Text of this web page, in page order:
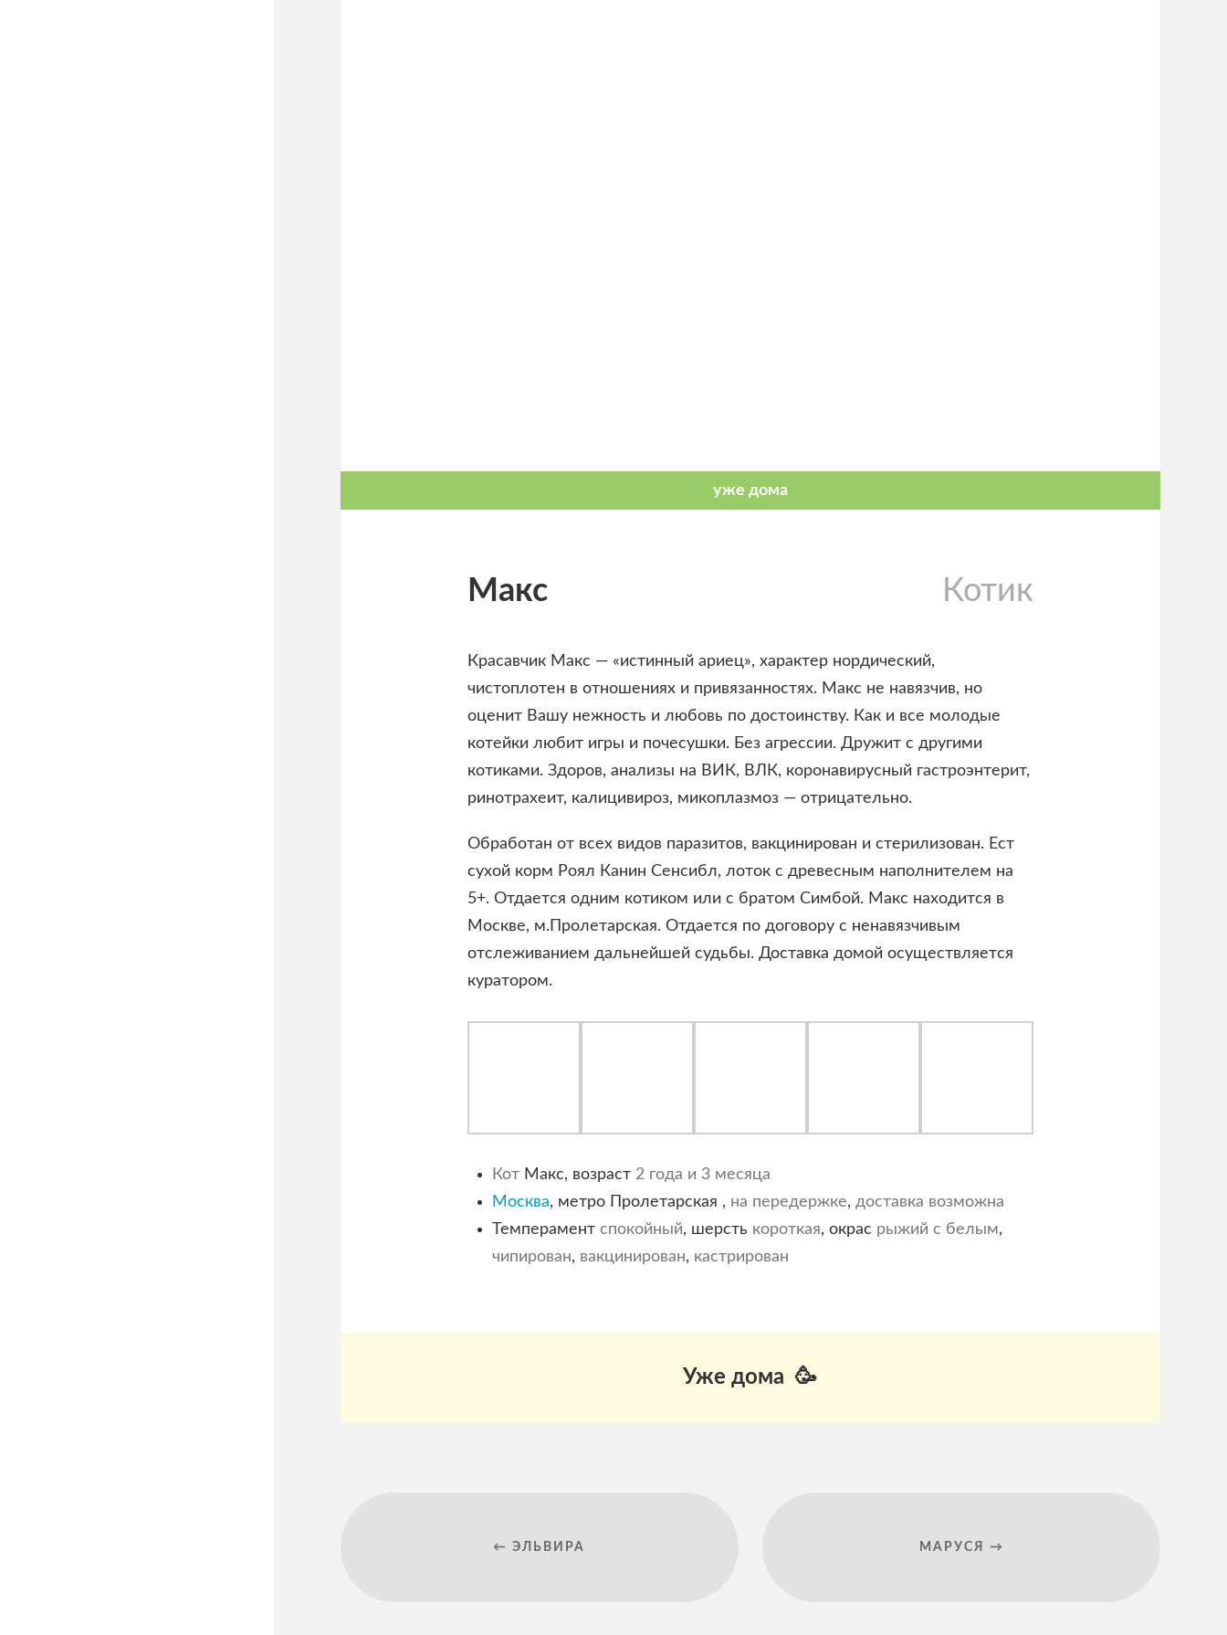
Котик
Макс
Красавчик Макс — «истинный ариец», характер нордический,
чистоплотен в отношениях и привязанностях. Макс не навязчив, но
оценит Вашу нежность и любовь по достоинству. Как и все молодые
котейки любит игры и почесушки. Без агрессии. Дружит с другими
котиками. Здоров, анализы на ВИК, ВЛК, коронавирусный гастроэнтерит,
ринотрахеит, калицивироз, микоплазмоз — отрицательно.
Обработан от всех видов паразитов, вакцинирован и стерилизован. Ест
сухой корм Роял Канин Сенсибл, лоток с древесным наполнителем на
5+. Отдается одним котиком или с братом Симбой. Макс находится в
Москве, м.Пролетарская. Отдается по договору с ненавязчивым
отслеживанием дальнейшей судьбы. Доставка домой осуществляется
куратором.
КотМакс, возраст 2 года и 3 месяца
Москва, метро Пролетарская , на передержке, доставка возможна
Темперамент спокойный, шерсть короткая, окрас рыжий с белым,
чипирован, вакцинирован, кастрирован
Уже дома 🥳
← ЭЛЬВИРА МАРУСЯ →